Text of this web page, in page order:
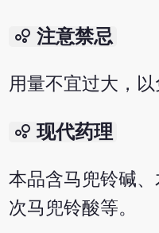
bubble_chart 注意禁忌
用量不宜过大，以
bubble_chart 现代药理
本品含马兜铃碱、
次马兜铃酸等。